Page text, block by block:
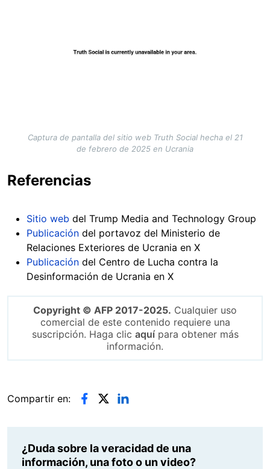
Captura de pantalla del sitio web Truth Social hecha el 21
de febrero de 2025 en Ucrania
Referencias
Sitio web del Trump Media and Technology Group
Publicación del portavoz del Ministerio de
Relaciones Exteriores de Ucrania en X
Publicación del Centro de Lucha contra la
Desinformación de Ucrania en X
Copyright © AFP 2017-2025. Cualquier uso
comercial de este contenido requiere una
suscripción. Haga clic aquípara obtener más
información.
Compartir en:
¿Duda sobre la veracidad de una
información, una foto o un video?